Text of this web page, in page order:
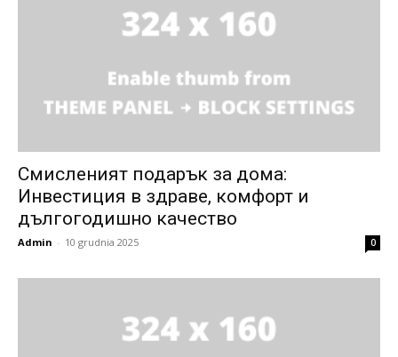
Смисленият подарък за дома:
Инвестиция в здраве, комфорт и
дългогодишно качество
Admin - 10 grudnia 2025 0